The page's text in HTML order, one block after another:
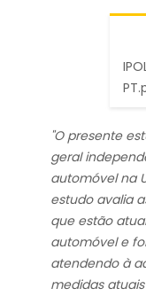
"O presente
geral
automóvel na
estudo avalia
que estão
automóvel e
atendendo à
medidas atuais